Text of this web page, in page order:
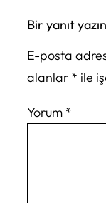
Bir yanıt yazın
E-posta
alanlar * ile
Yorum *